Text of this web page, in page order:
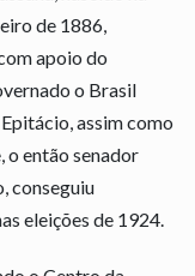
de 1886,
apoio do
o Brasil
assim como
o então senador
conseguiu
eleições de 1924.